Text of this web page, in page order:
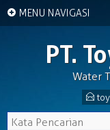
+ MENU NAVIGASI
PT.
Water
E